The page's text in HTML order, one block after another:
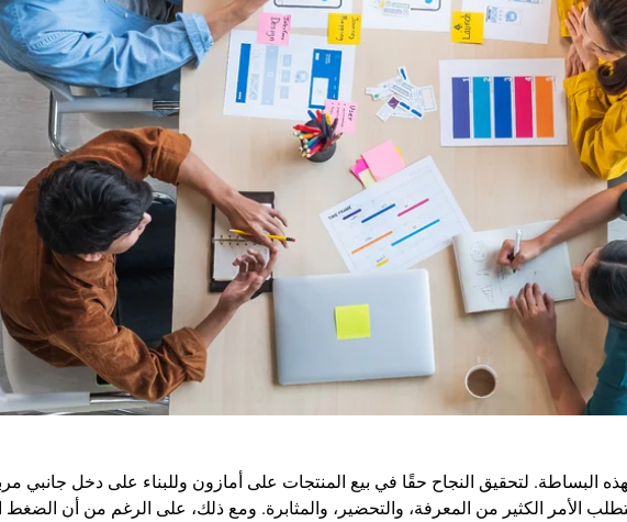
البساطة. لتحقيق النجاح حقًا في بيع المنتجات على أمازون وللبناء على دخل جانبي
الأمر الكثير من المعرفة، والتحضير، والمثابرة. ومع ذلك، على الرغم من أن الضغط